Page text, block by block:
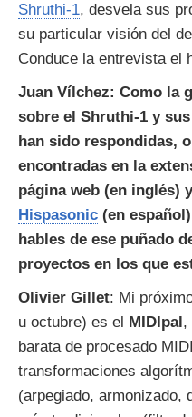
Shruthi-1, desvela sus
su particular visión del
Conduce la entrevista el
Juan Vílchez: Como la
sobre el Shruthi-1 y
han sido respondidas,
encontradas en la
página web (en inglés)
Hispasonic (en
hables de ese puñado
proyectos en los que
Olivier Gillet: Mi
u octubre) es el MIDIpal,
barata de procesado
transformaciones
(arpegiado, armonizado,